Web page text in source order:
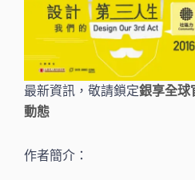
最新資訊，敬請鎖定銀享全球
動態
作者簡介：